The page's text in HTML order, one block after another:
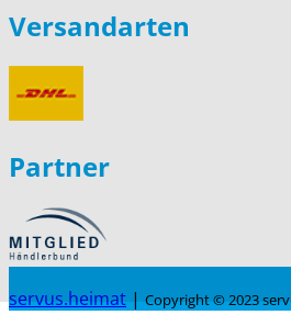
Versandarten
Partner
servus.heimat | Copyright © 2023